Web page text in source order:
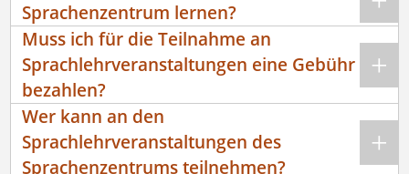
Sprachenzentrum lernen?
Muss ich für die Teilnahme an
Sprachlehrveranstaltungen eine Gebühr
bezahlen?
Wer kann an den
Sprachlehrveranstaltungen des
Sprachenzentrums teilnehmen?